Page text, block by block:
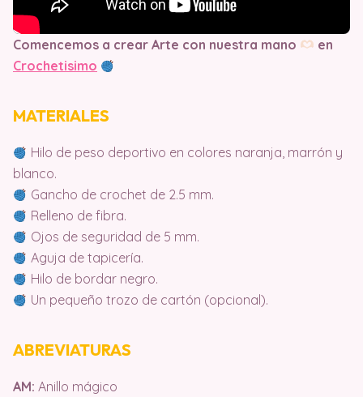
Comencemos a crear Arte con nuestra mano
en
Crochetisimo
MATERIALES
Hilo de peso deportivo en colores naranja, marrón y
blanco.
Gancho de crochet de 2.5 mm.
Relleno de fibra.
Ojos de seguridad de 5 mm.
Aguja de tapicería.
Hilo de bordar negro.
Un pequeño trozo de cartón (opcional).
ABREVIATURAS
AM: Anillo mágico